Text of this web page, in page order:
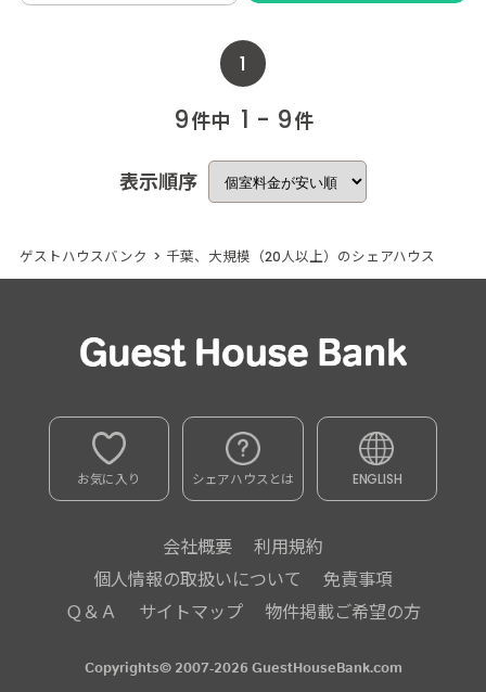
1
9件中 1 - 9件
表示順序
ゲストハウスバンク > 千葉、大規模（20人以上）のシェアハウス
お気に入り シェアハウスとは ENGLISH
会社概要
利用規約
個人情報の取扱いについて
免責事項
Ｑ＆Ａ
サイトマップ 物件掲載ご希望の方
Copyrights© 2007-2026 GuestHouseBank.com